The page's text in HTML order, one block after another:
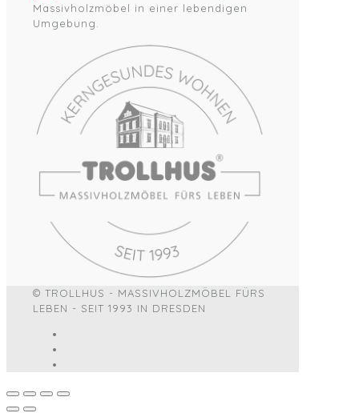
Massivholzmöbel in einer lebendigen
Umgebung.
© TROLLHUS - MASSIVHOLZMÖBEL FÜRS
LEBEN - SEIT 1993 IN DRESDEN